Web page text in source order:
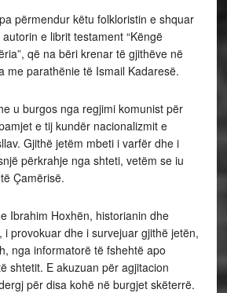
përmendur këtu folkloristin e shquar
autorin e librit testament “Këngë
që na bëri krenar të gjithëve në
me parathënie të Ismail Kadaresë.
u burgos nga regjimi komunist për
e tij kundër nacionalizmit e
Gjithë jetëm mbeti i varfër dhe i
përkrahje nga shteti, vetëm se iu
Çamërisë.
Ibrahim Hoxhën, historianin dhe
i provokuar dhe i survejuar gjithë jetën,
nga informatorë të fshehtë apo
shtetit. E akuzuan për agjitacion
për disa kohë në burgjet skëterrë.